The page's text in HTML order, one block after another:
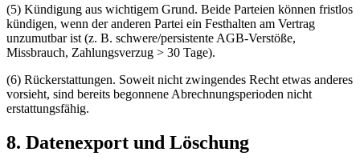
(5) Kündigung aus wichtigem Grund. Beide Parteien können fristlos
kündigen, wenn der anderen Partei ein Festhalten am Vertrag
unzumutbar ist (z. B. schwere/persistente AGB-Verstöße,
Missbrauch, Zahlungsverzug > 30 Tage).
(6) Rückerstattungen. Soweit nicht zwingendes Recht etwas anderes
vorsieht, sind bereits begonnene Abrechnungsperioden nicht
erstattungsfähig.
8. Datenexport und Löschung